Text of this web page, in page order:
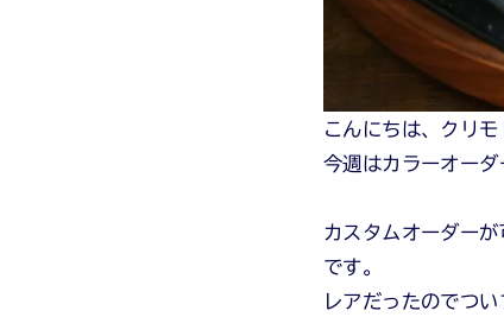
こんにちは、クリモ
今週はカラーオーダ
カスタムオーダー
です。
レアだったのでつ